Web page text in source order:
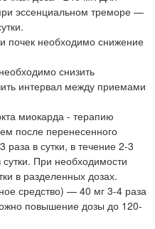
эссенциальном треморе —
почек необходимо снижение
снизить
интервал между приемами
миокарда - терапию
после перенесенного
в сутки, в течение 2-3
При необходимости
в разделенных дозах.
средство) — 40 мг 3-4 раза
повышение дозы до 120-